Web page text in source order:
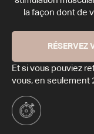
la façon dont de
RÉSERVEZ
Et si vous pouviez
vous, en seulement